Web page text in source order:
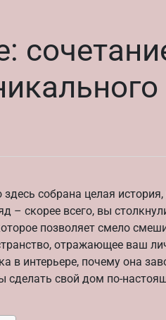
собрана целая
– скорее всего, вы
позволяет смело
отражающее ваш
в интерьере, почему она
сделать свой дом по-